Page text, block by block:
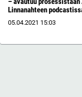
Linnanahteen
05.04.2021 15:03